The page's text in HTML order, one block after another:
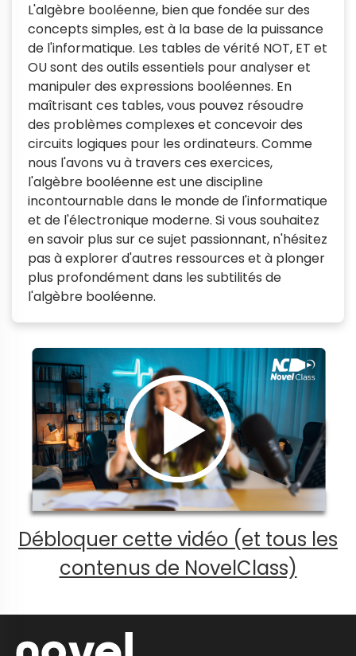
L'algèbre booléenne, bien que fondée sur des
concepts simples, est à la base de la puissance
de l'informatique. Les tables de vérité NOT, ET et
OU sont des outils essentiels pour analyser et
manipuler des expressions booléennes. En
maîtrisant ces tables, vous pouvez résoudre
des problèmes complexes et concevoir des
circuits logiques pour les ordinateurs. Comme
nous l'avons vu à travers ces exercices,
l'algèbre booléenne est une discipline
incontournable dans le monde de l'informatique
et de l'électronique moderne. Si vous souhaitez
en savoir plus sur ce sujet passionnant, n'hésitez
pas à explorer d'autres ressources et à plonger
plus profondément dans les subtilités de
l'algèbre booléenne.
Débloquer cette vidéo (et tous les
contenus de NovelClass)